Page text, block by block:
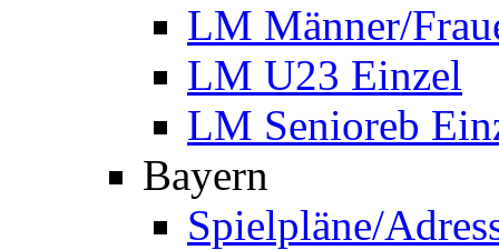
LM Männer/
LM U23 Einzel
LM Senioreb
Bayern
Spielpläne/